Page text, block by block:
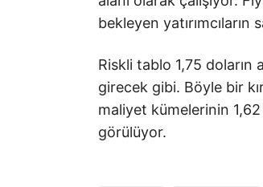
bekleyen yatırımcıların
Riskli tablo 1,75 doların
girecek gibi. Böyle bir
maliyet kümelerinin 1,62
görülüyor.